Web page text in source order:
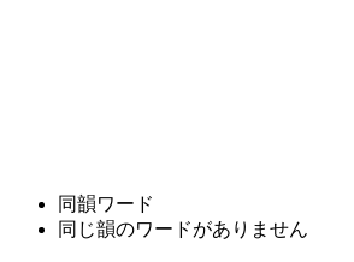
同韻ワード
同じ韻のワードがありません